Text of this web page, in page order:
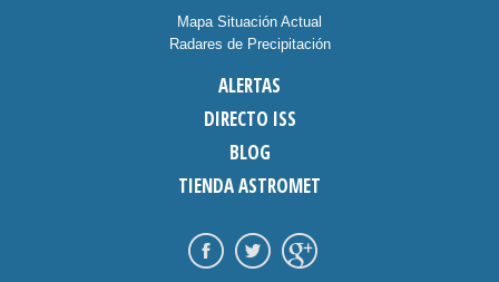
Mapa Situación Actual
Radares de Precipitación
ALERTAS
DIRECTO ISS
BLOG
TIENDA ASTROMET